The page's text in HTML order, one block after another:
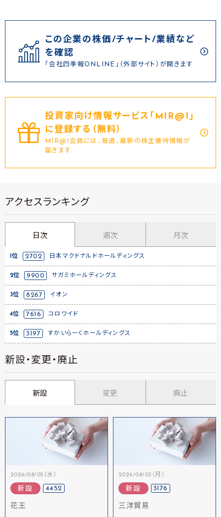
この企業の株価/チャート/業績など
を確認
「会社四季報ONLINE」（外部サイト）が開きます
投資家向け情報サービス｢MIR@I｣
に登録する（無料）
MIR@I会員には、毎週、最新の株主優待情報が
届きます
アクセスランキング
日次 週次 月次
1位 2702 日本マクドナルドホールディングス
2位 9900 サガミホールディングス
3位 8267 イオン
4位 7616 コロワイド
5位 3197 すかいらーくホールディングス
新設・変更・廃止
新設 変更 廃止
2026/08/05（水）
新設 4452
花王
2026/08/03（月）
新設 3176
三洋貿易